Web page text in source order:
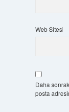
Web Sitesi
Daha
posta